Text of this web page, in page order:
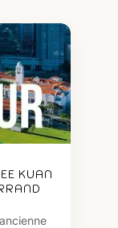
KUAN